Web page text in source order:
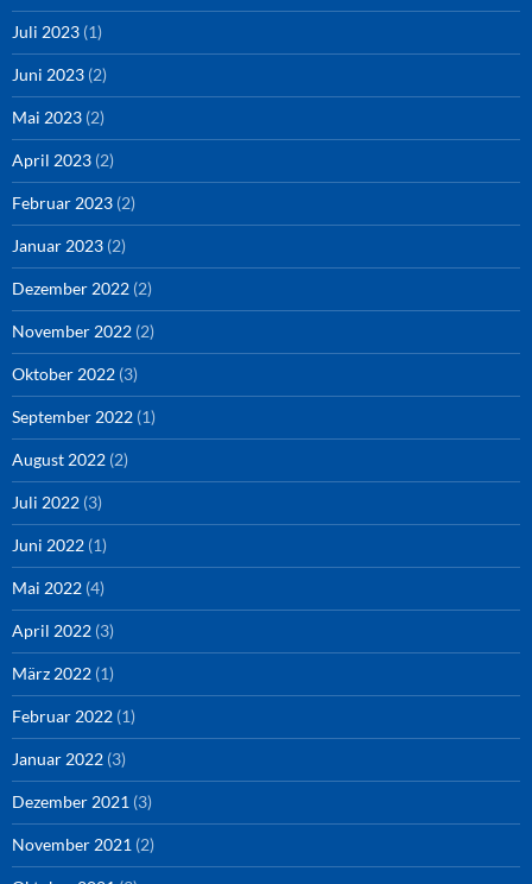
Juli 2023 (1)
Juni 2023 (2)
Mai 2023 (2)
April 2023 (2)
Februar 2023 (2)
Januar 2023 (2)
Dezember 2022 (2)
November 2022 (2)
Oktober 2022 (3)
September 2022 (1)
August 2022 (2)
Juli 2022 (3)
Juni 2022 (1)
Mai 2022 (4)
April 2022 (3)
März 2022 (1)
Februar 2022 (1)
Januar 2022 (3)
Dezember 2021 (3)
November 2021 (2)